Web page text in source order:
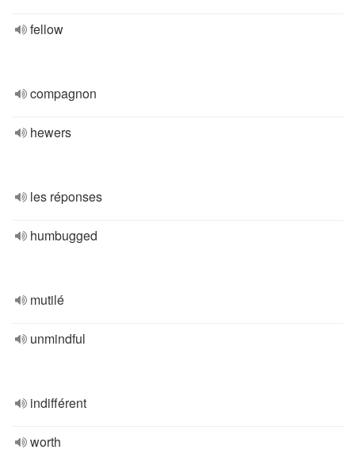
fellow
compagnon
hewers
les réponses
humbugged
mutilé
unmindful
indifférent
worth